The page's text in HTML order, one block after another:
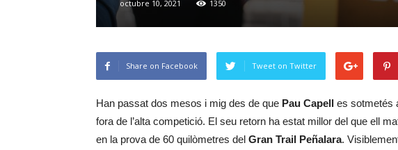
octubre 10, 2021 1350
Share on Facebook Tweet on Twitter
Han passat dos mesos i mig des de que Pau Capell es sotmetés
fora de l’alta competició. El seu retorn ha estat millor del que ell
en la prova de 60 quilòmetres del Gran Trail Peñalara.